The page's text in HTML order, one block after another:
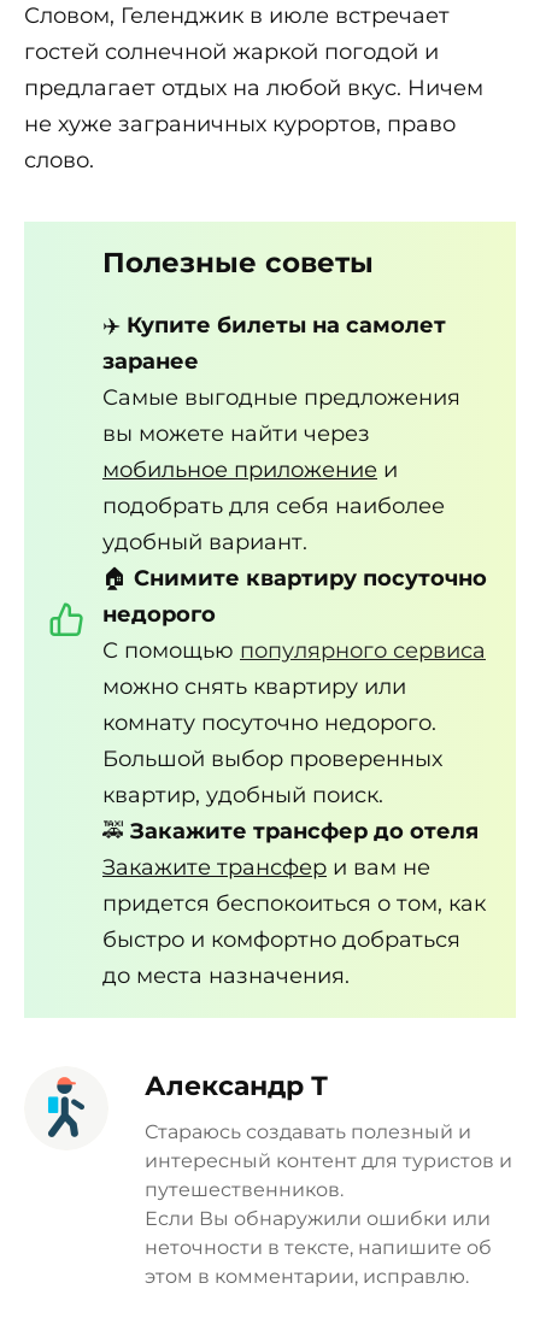
Словом, Геленджик в июле встречает
гостей солнечной жаркой погодой и
предлагает отдых на любой вкус. Ничем
не хуже заграничных курортов, право
слово.
Полезные советы
✈️ Купите билеты на самолет
заранее
Самые выгодные предложения
вы можете найти через
мобильное приложение и
подобрать для себя наиболее
удобный вариант.
🏠 Снимите квартиру посуточно
недорого
С помощью популярного сервиса
можно снять квартиру или
комнату посуточно недорого.
Большой выбор проверенных
квартир, удобный поиск.
🚕 Закажите трансфер до отеля
Закажите трансфер и вам не
придется беспокоиться о том, как
быстро и комфортно добраться
до места назначения.
Александр Т
Стараюсь создавать полезный и
интересный контент для туристов и
путешественников.
Если Вы обнаружили ошибки или
неточности в тексте, напишите об
этом в комментарии, исправлю.